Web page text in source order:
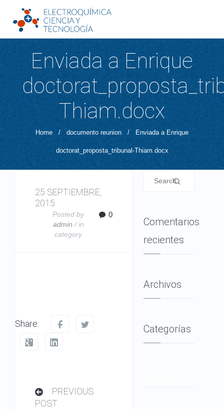
Enviada a Enrique
Thiam.docx
Home / documento reunion / Enviada a Enrique
doctorat_proposta_tribunal-Thiam.docx
25 SEPTIEMBRE,
2015
Posted by
admin / in
category
0
Share:
PREVIOUS
POST
Comentarios
recientes
Archivos
Categorías